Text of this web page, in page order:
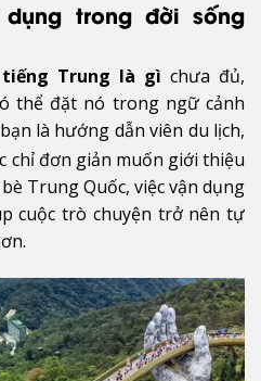
trong đời sống
Trung là gì chưa đủ,
thể đặt nó trong ngữ cảnh
là hướng dẫn viên du lịch,
chỉ đơn giản muốn giới thiệu
Trung Quốc, việc vận dụng
cuộc trò chuyện trở nên tự